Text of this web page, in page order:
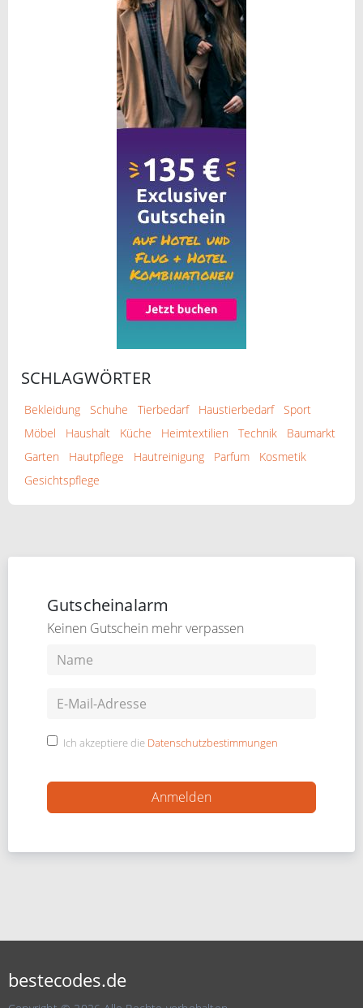
SCHLAGWÖRTER
Bekleidung Schuhe Tierbedarf Haustierbedarf
Sport
Möbel
Haushalt Küche Heimtextilien Technik
Baumarkt
Garten
Hautpflege Hautreinigung Parfum
Kosmetik
Gesichtspflege
Gutscheinalarm
Keinen Gutschein mehr verpassen
Ich akzeptiere die Datenschutzbestimmungen
bestecodes.de